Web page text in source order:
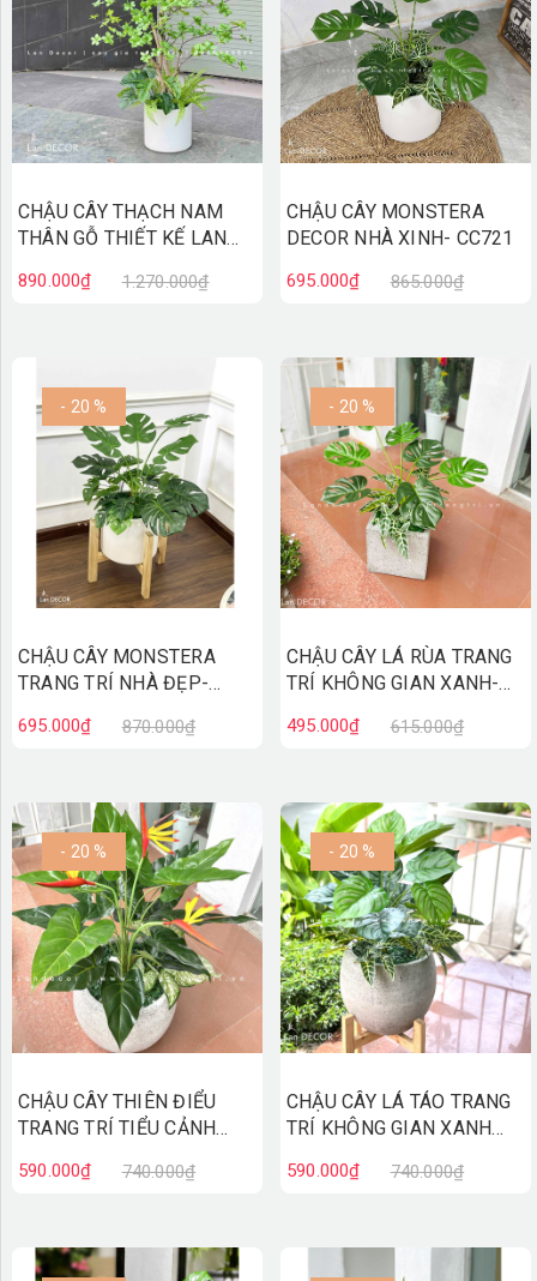
CHẬU CÂY THẠCH NAM
THÂN GỖ THIẾT KẾ LAN
890.000₫ 1.270.000₫
CHẬU CÂY MONSTERA
DECOR NHÀ XINH- CC721
695.000₫ 865.000₫
- 20 %
CHẬU CÂY MONSTERA
TRANG TRÍ NHÀ ĐẸP-
695.000₫ 870.000₫
- 20 %
CHẬU CÂY LÁ RÙA TRANG
TRÍ KHÔNG GIAN XANH-
495.000₫ 615.000₫
- 20 %
CHẬU CÂY THIÊN ĐIỂU
TRANG TRÍ TIỂU CẢNH
590.000₫ 740.000₫
- 20 %
CHẬU CÂY LÁ TÁO TRANG
TRÍ KHÔNG GIAN XANH
590.000₫ 740.000₫